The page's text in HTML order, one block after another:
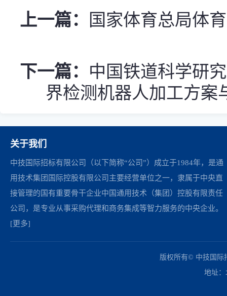
上一篇： 国家体育总局体
下一篇： 中国铁道科学研
界检测机器人加工方案
关于我们
中技国际招标有限公司（以下简称“公司”）成立于1984年，是通
用技术集团国际控股有限公司主要经营单位之一，隶属于中央直
接管理的国有重要骨干企业中国通用技术（集团）控股有限责任
公司，是专业从事采购代理和商务集成等智力服务的中央企业。
[更多]
版权所有© 中技国际
地址：